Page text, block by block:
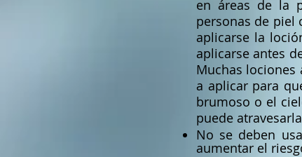
en áreas de la
personas de piel
aplicarse la
aplicarse antes
Muchas lociones
a aplicar para
brumoso o el
puede
No se deben
aumentar el